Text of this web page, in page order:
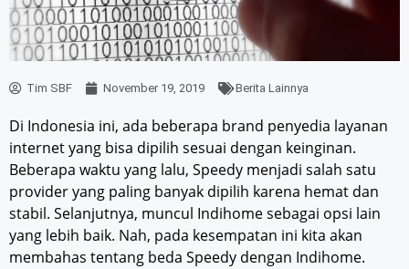
Tim SBF November 19, 2019 Berita Lainnya
Di Indonesia ini, ada beberapa brand penyedia layanan
internet yang bisa dipilih sesuai dengan keinginan.
Beberapa waktu yang lalu, Speedy menjadi salah satu
provider yang paling banyak dipilih karena hemat dan
stabil. Selanjutnya, muncul Indihome sebagai opsi lain
yang lebih baik. Nah, pada kesempatan ini kita akan
membahas tentang beda Speedy dengan Indihome.